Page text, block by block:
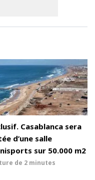
Casablanca sera
d’une salle
sur 50.000 m2
de 2 minutes